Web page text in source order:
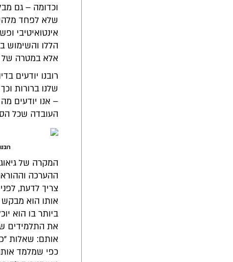
וכדומה – גם
שלא לפחד
אינטואיטיבי
הללו והשימוש
אלא במטרה
רובנו יודעים
שלנו ברורות
– אנו יודעים
העובדה שכל
המקרה של
ההערכה
צריך לדעת,
אותו הוא מבקש
ביותר בו הוא
את התלמידים
אותם: שאלות
כפי שמלמד